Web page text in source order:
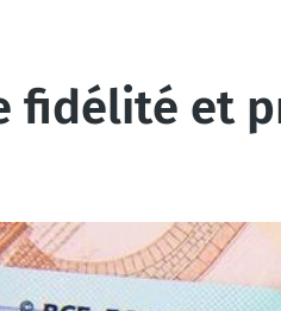
fidélité et